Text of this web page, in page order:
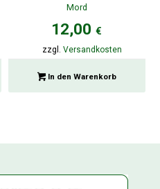
Mord
12,00€
zzgl. Versandkosten
In den Warenkorb